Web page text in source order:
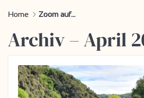
Home Zoom auf...
Archiv – April